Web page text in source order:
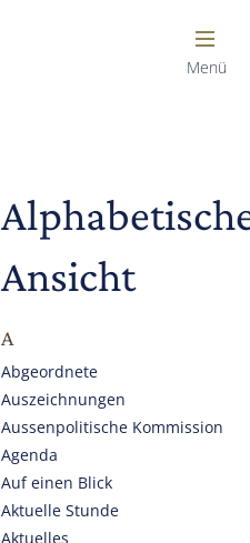
Menü
Ansicht
A
Abgeordnete
Auszeichnungen
Aussenpolitische Kommission
Agenda
Auf einen Blick
Aktuelle Stunde
Aktuelles